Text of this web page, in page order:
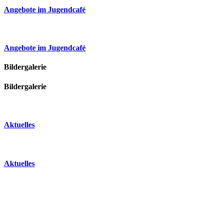
Angebote im Jugendcafé
Angebote im Jugendcafé
Bildergalerie
Bildergalerie
Aktuelles
Aktuelles